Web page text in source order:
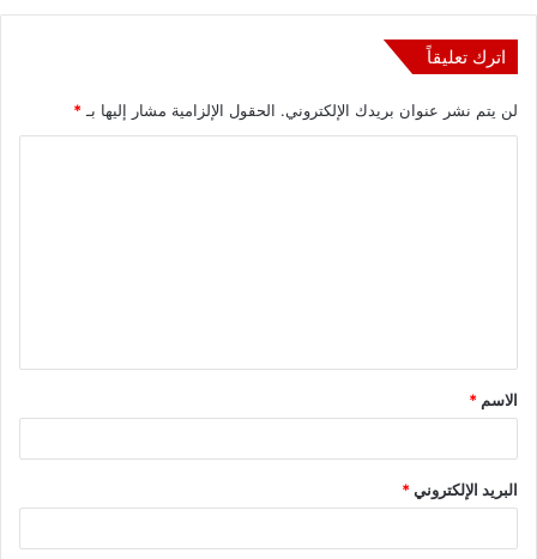
اترك تعليقاً
لن يتم نشر عنوان بريدك الإلكتروني. الحقول الإلزامية مشار إليها بـ*
ق
*
الاسم *
البريد الإلكتروني*